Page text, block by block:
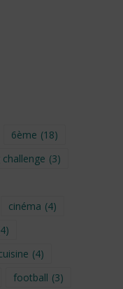
6ème (18)
challenge (3)
cinéma (4)
(4)
football (3)